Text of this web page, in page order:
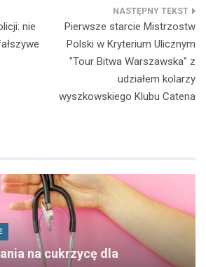
nie
Pierwsze starcie Mistrzostw
Polski w Kryterium Ulicznym
"Tour Bitwa Warszawska" z
udziałem kolarzy
wyszkowskiego Klubu Catena
na cukrzycę dla